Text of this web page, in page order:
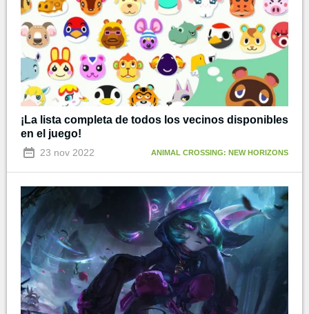
¡La lista completa de todos los vecinos disponibles
en el juego!
23 nov 2022 ANIMAL CROSSING: NEW HORIZONS